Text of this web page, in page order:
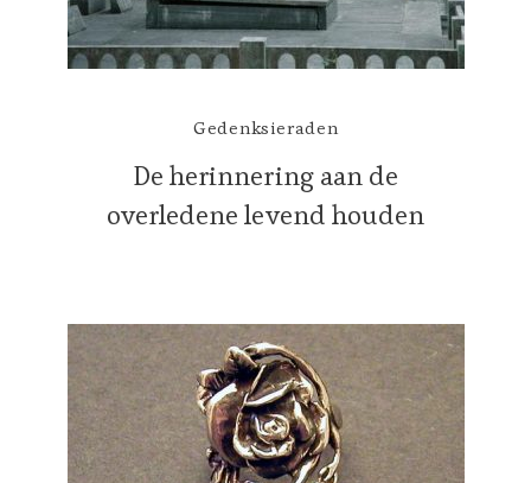
Gedenksieraden
De herinnering aan de
overledene levend houden